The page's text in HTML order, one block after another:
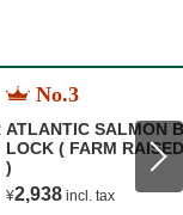
No.3
ATLANTIC SALMON B
LOCK ( FARM RAISED
)
¥2,938 incl. tax